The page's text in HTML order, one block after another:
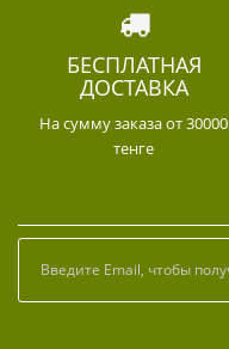
БЕСПЛАТНАЯ
ДОСТАВКА
На сумму заказа от 30000
тенге